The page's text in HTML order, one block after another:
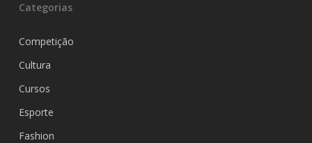
Categorias
Competição
Cultura
Cursos
Esporte
Fashion